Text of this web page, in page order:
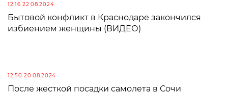
12:16 22.08.2024
Бытовой конфликт в Краснодаре закончился
избиением женщины (ВИДЕО)
12:50 20.08.2024
После жесткой посадки самолета в Сочи